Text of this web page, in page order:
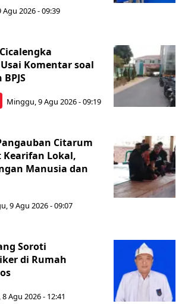
2026 - 09:39
Komentar soal
Minggu, 9 Agu 2026 - 09:19
Citarum
Kearifan Lokal,
Manusia dan
9 Agu 2026 - 09:07
Soroti
di Rumah
Agu 2026 - 12:41